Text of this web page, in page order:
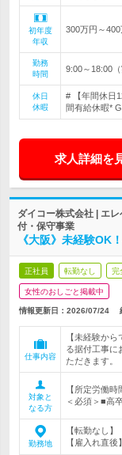
初年度
年収
300万円～400
勤務
時間
9:00～18:00
休日
休暇
# 【年間休日
間有給休暇*
求人詳細を
ダイコー株式会社 | エ
付・保守事業
《大阪》未経験OK
正社員 転勤なし 完
女性のおしごと掲載中
情報更新日：2026/07/24
仕事内容
【未経験か
る据付工事に
ただきます。
対象と
なる方
【所定労働
＜必須＞■高
勤務地
【転勤なし
【雇入れ直